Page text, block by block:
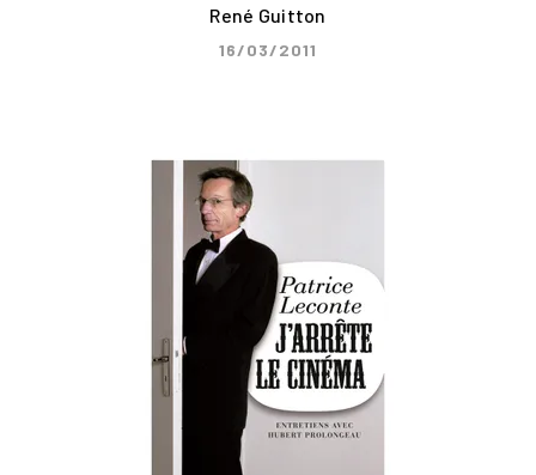
René Guitton
16/03/2011